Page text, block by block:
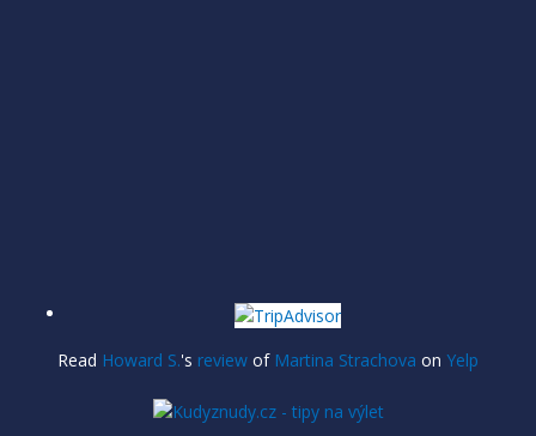
Read Howard S.'s review of Martina Strachova on Yelp